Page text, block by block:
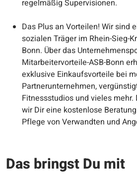
regelmäßig Supervisionen.
Das Plus an Vorteilen! Wir sind
sozialen Träger im Rhein-Sieg-
Bonn. Über das
Mitarbeitervorteile-ASB-Bonn
exklusive Einkaufsvorteile bei
Partnerunternehmen,
Fitnessstudios und vieles
wir Dir eine kostenlose
Pflege von Verwandten und
Das bringst Du mit